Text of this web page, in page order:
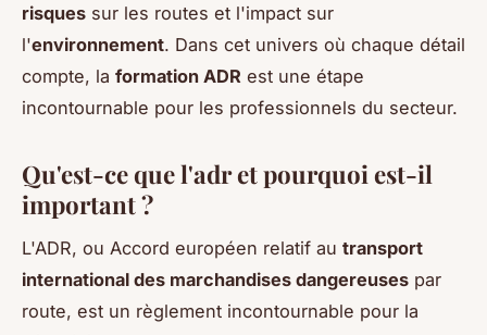
risques sur les routes et l'impact sur
l'environnement. Dans cet univers où chaque détail
compte, la formation ADR est une étape
incontournable pour les professionnels du secteur.
Qu'est-ce que l'adr et pourquoi est-il
important ?
L'ADR, ou Accord européen relatif au transport
international des marchandises dangereuses par
route, est un règlement incontournable pour la